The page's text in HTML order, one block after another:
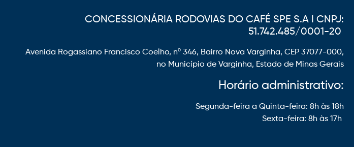
CONCESSIONÁRIA RODOVIAS DO CAFÉ SPE S.A I CNPJ:
51.742.485/0001-20
Avenida Rogassiano Francisco Coelho, nº 346, Bairro Nova Varginha, CEP 37077-000,
no Município de Varginha, Estado de Minas Gerais
Horário administrativo:
Segunda-feira a Quinta-feira: 8h às 18h
Sexta-feira: 8h às 17h